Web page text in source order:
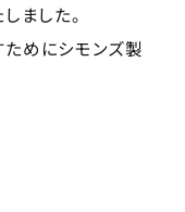
ました。
めにシモンズ製